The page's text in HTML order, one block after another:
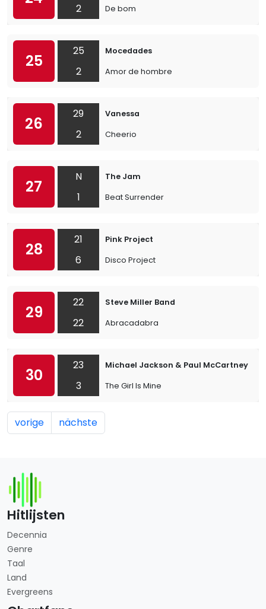
2
De bom
25
25
2
Mocedades
Amor de hombre
26
29
2
Vanessa
Cheerio
27
N
1
The Jam
Beat Surrender
28
21
6
Pink Project
Disco Project
29
22
22
Steve Miller Band
Abracadabra
30
23
3
Michael Jackson & Paul McCartney
The Girl Is Mine
vorige nächste
Hitlijsten
Decennia
Genre
Taal
Land
Evergreens